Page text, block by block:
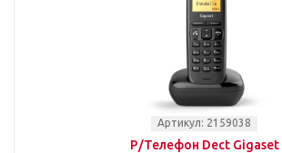
Артикул: 2159038
Р/Телефон Dect Gigaset